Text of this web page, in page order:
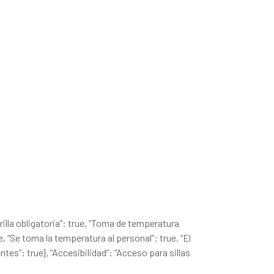
obligatoria”: true, “Toma de temperatura
toma la temperatura al personal”: true, “El
true}, “Accesibilidad”: “Acceso para sillas